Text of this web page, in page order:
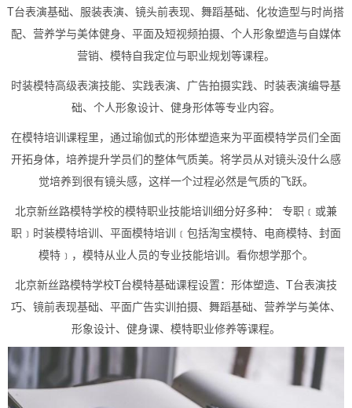
T台表演基础、服装表演、镜头前表现、舞蹈基础、化妆造型与时尚搭
配、营养学与美体健身、平面及短视频拍摄、个人形象塑造与自媒体
营销、模特自我定位与职业规划等课程。
时装模特高级表演技能、实践表演、广告拍摄实践、时装表演编导基
础、个人形象设计、健身形体等专业内容。
在模特培训课程里，通过瑜伽式的形体塑造来为平面模特学员们全面
开拓身体，培养提升学员们的整体气质美。将学员从对镜头没什么感
觉培养到很有镜头感，这样一个过程必然是气质的飞跃。
北京新丝路模特学校的模特职业技能培训细分好多种： 专职﹝或兼
职﹞时装模特培训、平面模特培训﹝包括淘宝模特、电商模特、封面
模特﹞，模特从业人员的专业技能培训。看你想学那个。
北京新丝路模特学校T台模特基础课程设置：形体塑造、T台表演技
巧、镜前表现基础、平面广告实训拍摄、舞蹈基础、营养学与美体、
形象设计、健身课、模特职业修养等课程。